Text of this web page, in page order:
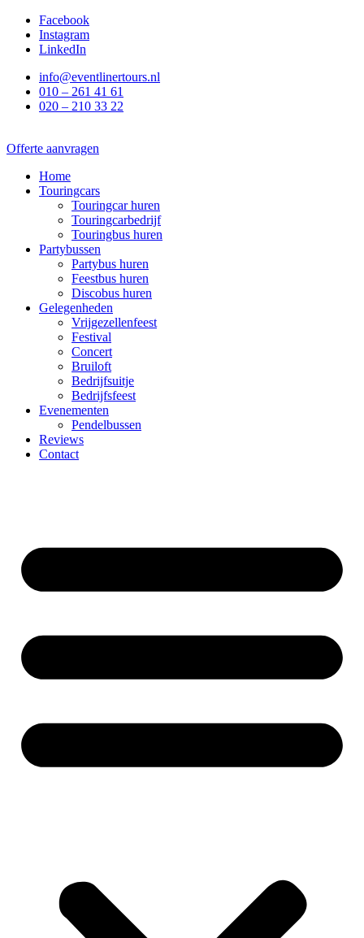
naar
Facebook
Instagram
LinkedIn
info@eventlinertours.nl
010 – 261 41 61
020 – 210 33 22
Offerte aanvragen
Home
Touringcars
Touringcar huren
Touringcarbedrijf
Touringbus huren
Partybussen
Partybus huren
Feestbus huren
Discobus huren
Gelegenheden
Vrijgezellenfeest
Festival
Concert
Bruiloft
Bedrijfsuitje
Bedrijfsfeest
Evenementen
Pendelbussen
Reviews
Contact